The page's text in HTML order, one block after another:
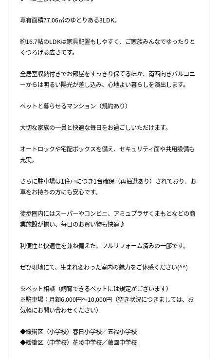
専有面積77.06㎡のゆとりある3LDK。
約16.7帖のLDKは家具配置もしやすく、ご家族みんなでゆったりと
くつろげる広さです。
全居室収納付きでお部屋をすっきり保てるほか、南西向きバルコニ
ーからは明るい陽光が差し込み、心地よい暮らしを演出します。
ペットと暮らせるマンション（規約あり）
大切な家族の一員と快適な毎日をお過ごしいただけます。
オートロックや宅配ボックスを備え、セキュリティ面や共用設備も
充実。
さらに駐車場は1住戸につき1台確保（再抽選あり）されており、お
車をお持ちの方にも安心です。
徒歩圏内にはスーパーやコンビニ、アミュプラザくまもとなどの商
業施設が揃い、毎日のお買い物も快適♪
利便性と快適性を兼ね備えた、フルリフォーム済みの一邸です。
ぜひ現地にて、生まれ変わった室内の魅力をご体感ください(^^)
※ペット相談（飼育できるペットには規定がございます）
※駐車場：月額6,000円～10,000円（空き状況につきましては、お
気軽にお問い合わせください）
◆緩衝区（小学校）春日小学校／五福小学校
◆緩衝区（中学校）花陵中学校／藤園中学校